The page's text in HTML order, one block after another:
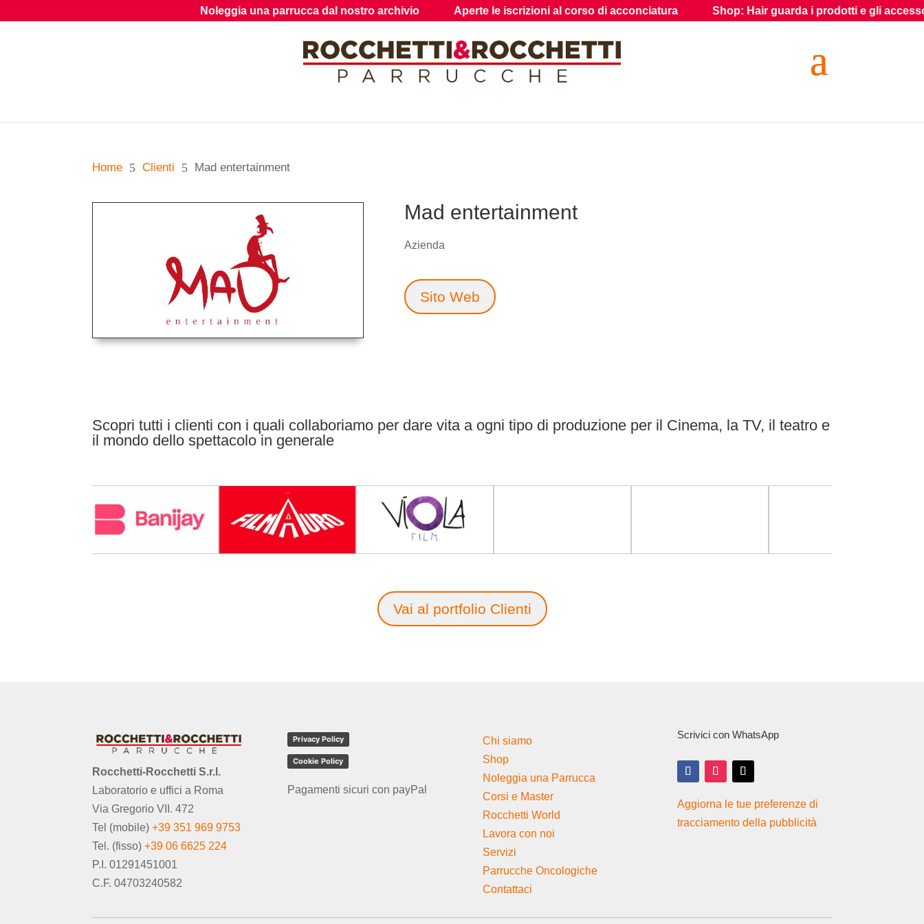
Home 5 Clienti 5 Mad entertainment
Mad entertainment
Azienda
Sito Web
Scopri tutti i clienti con i quali collaboriamo per dare vita a ogni tipo di produzione per il Cinema, la TV, il teatro e
il mondo dello spettacolo in generale
Vai al portfolio Clienti
Rocchetti-Rocchetti S.r.l.
Laboratorio e uffici a Roma
Via Gregorio VII. 472
Tel (mobile)+39 351 969 9753
Tel. (fisso)+39 06 6625 224
P.I. 01291451001
C.F. 04703240582
Privacy Policy
Cookie Policy
Pagamenti sicuri con payPal
Chi siamo
Shop
Noleggia una Parrucca
Corsi e Master
Rocchetti World
Lavora con noi
Servizi
Parrucche Oncologiche
Contattaci
Scrivici con WhatsApp
Aggiorna le tue preferenze di
tracciamento della pubblicità
Noleggia una parrucca dal nostro archivio Aperte le iscrizioni al corso di acconciatura Shop: Hair guarda i prodotti e gli accessori